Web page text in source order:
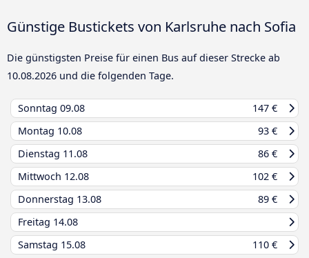
Günstige Bustickets von Karlsruhe nach Sofia
Die günstigsten Preise für einen Bus auf dieser Strecke ab
10.08.2026 und die folgenden Tage.
Sonntag 09.08
147 €
Montag 10.08
93 €
Dienstag 11.08
86 €
Mittwoch 12.08
102 €
Donnerstag 13.08
89 €
Freitag 14.08
Samstag 15.08 110 €